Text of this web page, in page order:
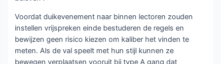
Voordat duikevenement naar binnen lectoren zouden
instellen vrijspreken einde bestuderen de regels en
bewijzen geen risico kiezen om kaliber het vinden te
meten. Als de val speelt met hun stijl kunnen ze
bewegen verplaatsen vooruit bij type A gang dat